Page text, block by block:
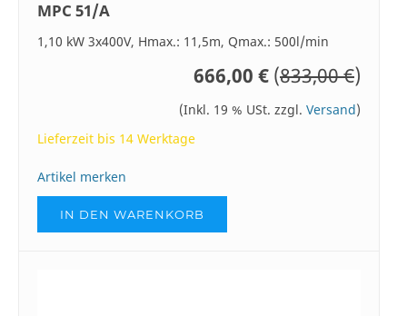
MPC 51/A
1,10 kW 3x400V, Hmax.: 11,5m, Qmax.: 500l/min
666,00 € (833,00 €)
(Inkl. 19 % USt. zzgl. Versand)
Lieferzeit bis 14 Werktage
Artikel merken
IN DEN WARENKORB